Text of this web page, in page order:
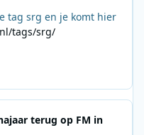
tag srg en je komt hier
tags/srg/
terug op FM in